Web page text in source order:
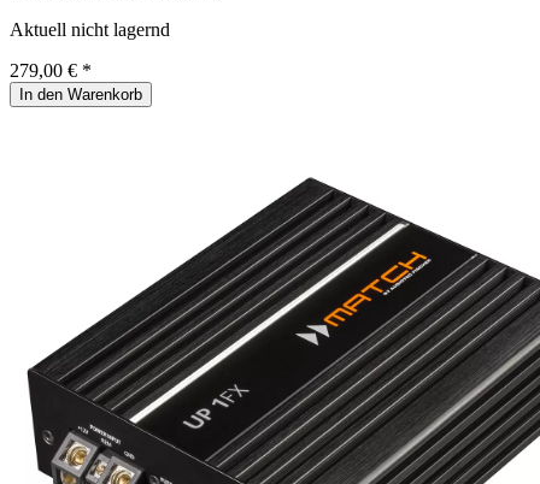
Aktuell nicht lagernd
279,00 € *
In den Warenkorb